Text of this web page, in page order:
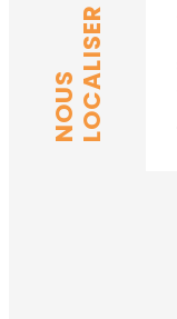
NOUSLOCALISER